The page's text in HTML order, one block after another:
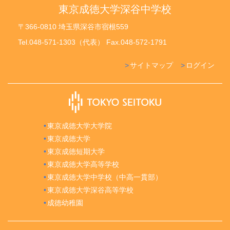
東京成徳大学深谷中学校
〒366-0810 埼玉県深谷市宿根559
Tel.048-571-1303（代表） Fax.048-572-1791
ログイン
サイトマップ
東京成徳大学大学院
東京成徳大学
東京成徳短期大学
東京成徳大学高等学校
東京成徳大学中学校（中高一貫部）
東京成徳大学深谷高等学校
成徳幼稚園